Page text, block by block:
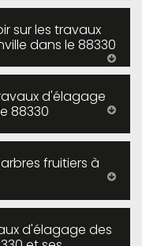
sur les travaux
dans le 88330
d'élagage
88330
fruitiers à
d'élagage des